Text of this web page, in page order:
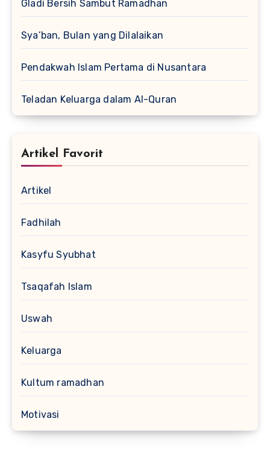
Gladi Bersih Sambut Ramadhan
Sya’ban, Bulan yang Dilalaikan
Pendakwah Islam Pertama di Nusantara
Teladan Keluarga dalam Al-Quran
Artikel Favorit
Artikel
Fadhilah
Kasyfu Syubhat
Tsaqafah Islam
Uswah
Keluarga
Kultum ramadhan
Motivasi